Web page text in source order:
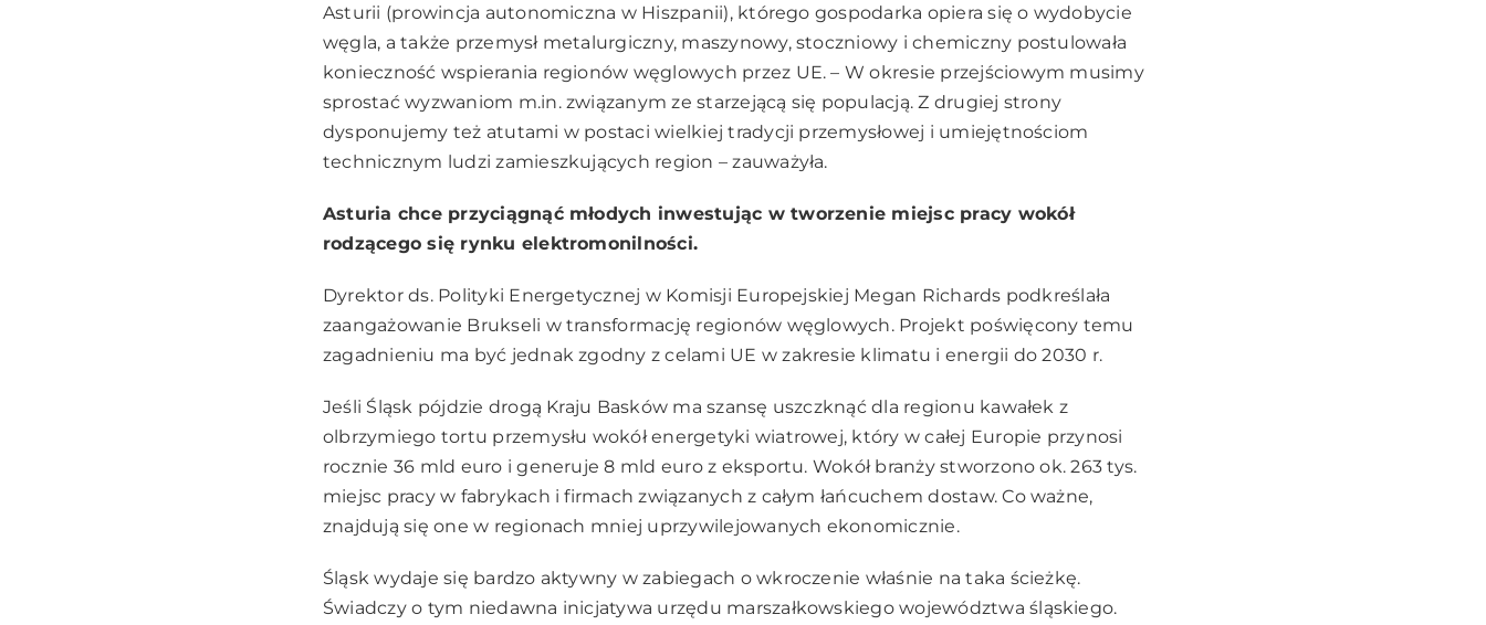
Asturii (prowincja autonomiczna w Hiszpanii), którego gospodarka opiera się o wydobycie
węgla, a także przemysł metalurgiczny, maszynowy, stoczniowy i chemiczny postulowała
konieczność wspierania regionów węglowych przez UE. – W okresie przejściowym musimy
sprostać wyzwaniom m.in. związanym ze starzejącą się populacją. Z drugiej strony
dysponujemy też atutami w postaci wielkiej tradycji przemysłowej i umiejętnościom
technicznym ludzi zamieszkujących region – zauważyła.
Asturia chce przyciągnąć młodych inwestując w tworzenie miejsc pracy wokół
rodzącego się rynku elektromonilności.
Dyrektor ds. Polityki Energetycznej w Komisji Europejskiej Megan Richards podkreślała
zaangażowanie Brukseli w transformację regionów węglowych. Projekt poświęcony temu
zagadnieniu ma być jednak zgodny z celami UE w zakresie klimatu i energii do 2030 r.
Jeśli Śląsk pójdzie drogą Kraju Basków ma szansę uszczknąć dla regionu kawałek z
olbrzymiego tortu przemysłu wokół energetyki wiatrowej, który w całej Europie przynosi
rocznie 36 mld euro i generuje 8 mld euro z eksportu. Wokół branży stworzono ok. 263 tys.
miejsc pracy w fabrykach i firmach związanych z całym łańcuchem dostaw. Co ważne,
znajdują się one w regionach mniej uprzywilejowanych ekonomicznie.
Śląsk wydaje się bardzo aktywny w zabiegach o wkroczenie właśnie na taka ścieżkę.
Świadczy o tym niedawna inicjatywa urzędu marszałkowskiego województwa śląskiego.